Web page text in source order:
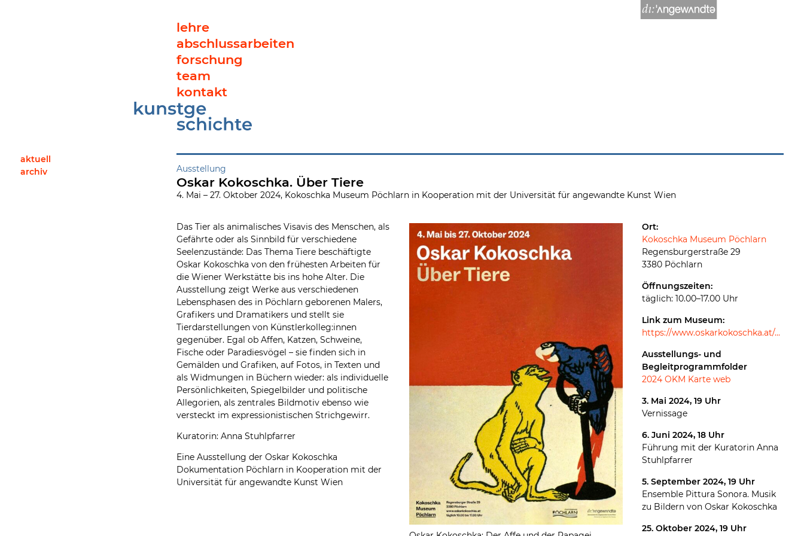
lehre
abschlussarbeiten
forschung
team
kontakt
Oskar Kokoschka. Über Tiere
Ausstellung
Oskar Kokoschka. Über Tiere
4. Mai – 27. Oktober 2024, Kokoschka Museum Pöchlarn in Kooperation mit der Universität für angewandte Kunst Wien
Das Tier als animalisches Visavis des Menschen, als
Gefährte oder als Sinnbild für verschiedene
Seelenzustände: Das Thema Tiere beschäftigte
Oskar Kokoschka von den frühesten Arbeiten für
die Wiener Werkstätte bis ins hohe Alter. Die
Ausstellung zeigt Werke aus verschiedenen
Lebensphasen des in Pöchlarn geborenen Malers,
Grafikers und Dramatikers und stellt sie
Tierdarstellungen von Künstlerkolleg:innen
gegenüber. Egal ob Affen, Katzen, Schweine,
Fische oder Paradiesvögel – sie finden sich in
Gemälden und Grafiken, auf Fotos, in Texten und
als Widmungen in Büchern wieder: als individuelle
Persönlichkeiten, Spiegelbilder und politische
Allegorien, als zentrales Bildmotiv ebenso wie
versteckt im expressionistischen Strichgewirr.
Kuratorin: Anna Stuhlpfarrer
Eine Ausstellung der Oskar Kokoschka
Dokumentation Pöchlarn in Kooperation mit der
Universität für angewandte Kunst Wien
Ort:
Kokoschka Museum Pöchlarn
Regensburgerstraße 29
3380 Pöchlarn
Öffnungszeiten:
täglich: 10.00–17.00 Uhr
Link zum Museum:
https://www.oskarkokoschka.at/...
Ausstellungs- und
Begleitprogrammfolder
2024 OKM Karte web
3. Mai 2024, 19 Uhr
Vernissage
6. Juni 2024, 18 Uhr
Führung mit der Kuratorin Anna
Stuhlpfarrer
5. September 2024, 19 Uhr
Ensemble Pittura Sonora. Musik
zu Bildern von Oskar Kokoschka
25. Oktober 2024, 19 Uhr
aktuell
archiv